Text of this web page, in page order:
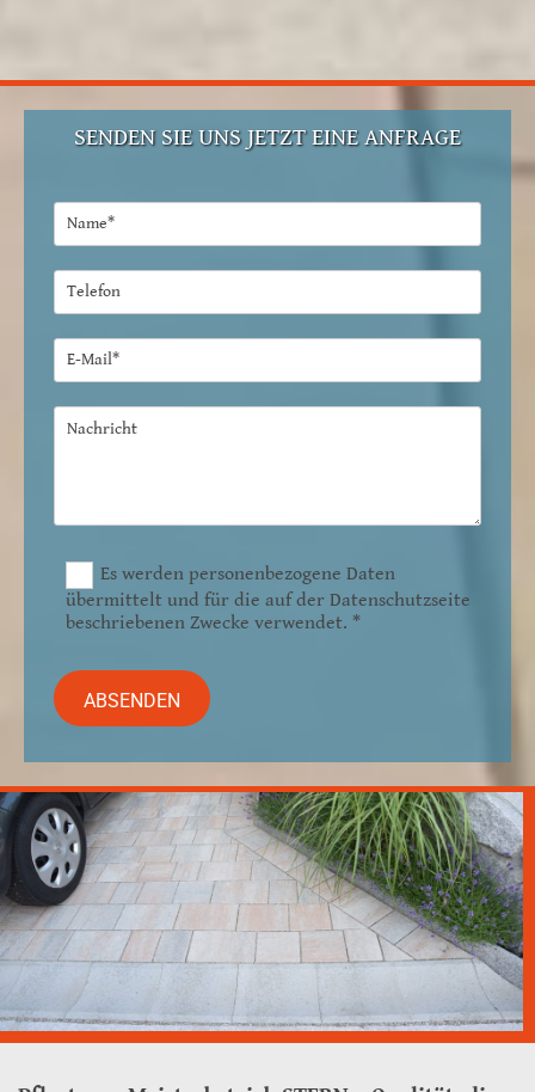
SENDEN SIE UNS JETZT EINE ANFRAGE
Es werden personenbezogene Daten
übermittelt und für die auf der Datenschutzseite
beschriebenen Zwecke verwendet. *